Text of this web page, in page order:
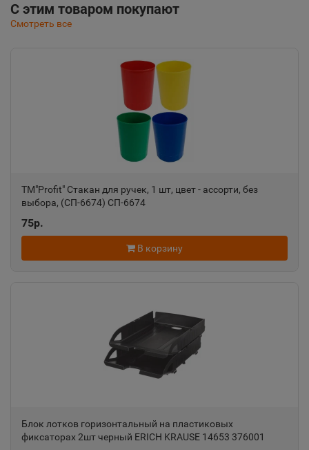
С этим товаром покупают
Смотреть все
TM"Profit" Стакан для ручек, 1 шт, цвет - ассорти, без
выбора, (СП-6674) СП-6674
75р.
В корзину
Блок лотков горизонтальный на пластиковых
фиксаторах 2шт черный ERICH KRAUSE 14653 376001